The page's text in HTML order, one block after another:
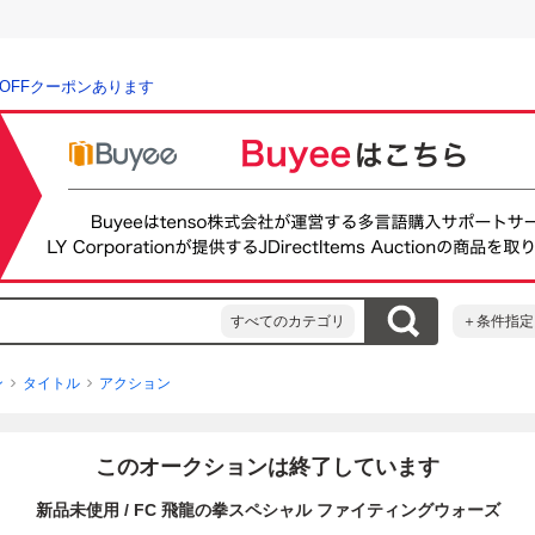
クーポンあります
すべてのカテゴリ ＋条件指定
タイトル アクション
このオークションは終了しています
新品未使用 / FC 飛龍の拳スペシャル ファイティングウォーズ